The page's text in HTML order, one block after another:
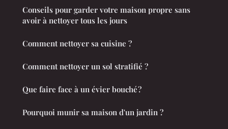
Conseils pour garder votre maison propre sans
avoir à nettoyer tous les jours
Comment nettoyer sa cuisine ?
Comment nettoyer un sol stratifié ?
Que faire face à un évier bouché ?
Pourquoi munir sa maison d'un jardin ?